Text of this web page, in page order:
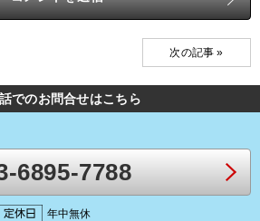
次の記事 »
でのお問合せはこちら
6895-7788
年中無休